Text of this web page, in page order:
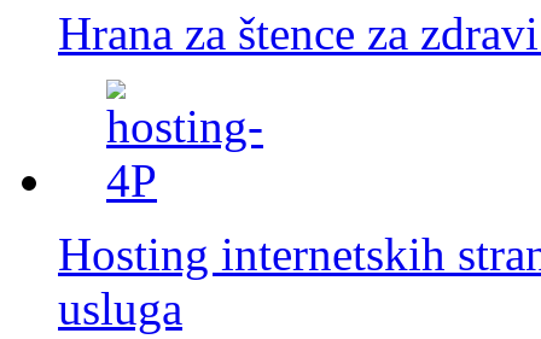
Hrana za štence za
Hosting internetskih
usluga